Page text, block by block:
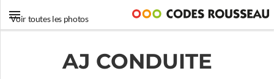
Voir toutes les photos
AJ CONDUITE